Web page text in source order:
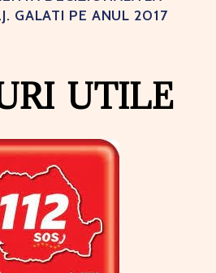
GALATI PE ANUL 2017
UTILE